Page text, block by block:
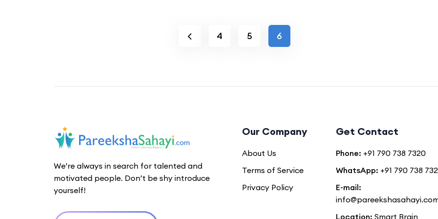
4 5 6
We’re always in search for talented and
motivated people. Don’t be shy introduce
yourself!
Our Company
About Us
Terms of Service
Privacy Policy
Get Contact
Phone: +91 790 738 7320
WhatsApp: +91 790 738
E-mail:
Location: Smart Brain